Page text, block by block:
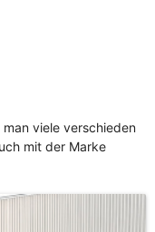
viele verschieden
mit der Marke